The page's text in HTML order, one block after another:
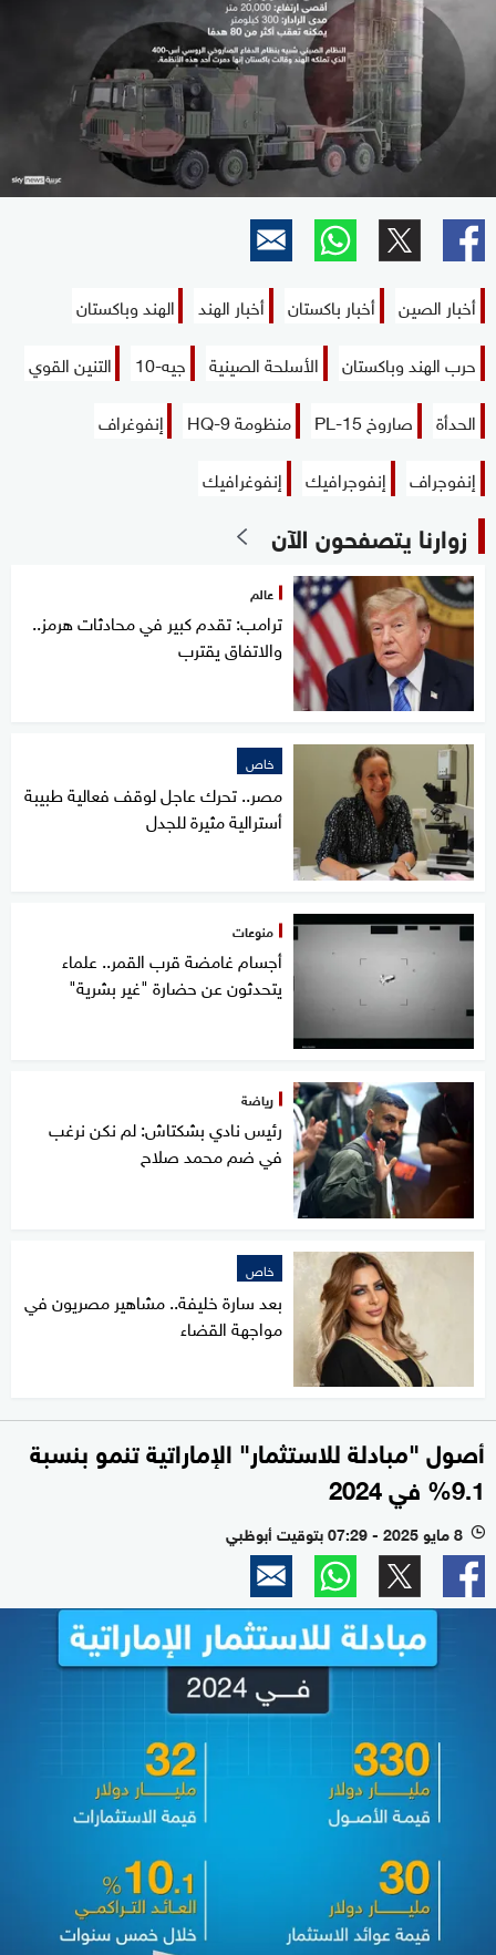
أخبار الصين أخبار باكستان أخبار الهند
الهند وباكستان
حرب الهند وباكستان
الأسلحة الصينية جيه-10
التنين القوي
الحدأة
صاروخ PL-15 منظومة HQ-9
إنفوغراف
إنفوجراف
إنفوجرافيك إنفوغرافيك
زوارنا يتصفحون الآن
عالم
ترامب: تقدم كبير في محادثات هرمز..
والاتفاق يقترب
خاص
مصر.. تحرك عاجل لوقف فعالية طبيبة
أسترالية مثيرة للجدل
منوعات
أجسام غامضة قرب القمر.. علماء
يتحدثون عن حضارة "غير بشرية"
رياضة
رئيس نادي بشكتاش: لم نكن نرغب
في ضم محمد صلاح
خاص
بعد سارة خليفة.. مشاهير مصريون في
مواجهة القضاء
أصول "مبادلة للاستثمار" الإماراتية تنمو بنسبة
9.1% في 2024
l 8 مايو 2025 - 07:29 بتوقيت أبوظبي